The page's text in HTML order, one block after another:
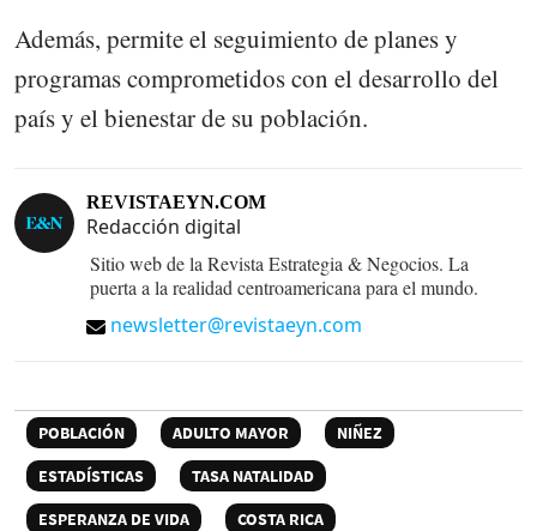
Además, permite el seguimiento de planes y
programas comprometidos con el desarrollo del
país y el bienestar de su población.
REVISTAEYN.COM
Redacción digital
Sitio web de la Revista Estrategia & Negocios. La
puerta a la realidad centroamericana para el mundo.
newsletter@revistaeyn.com
POBLACIÓN ADULTO MAYOR
NIÑEZ
ESTADÍSTICAS
TASA NATALIDAD
ESPERANZA DE VIDA
COSTA RICA